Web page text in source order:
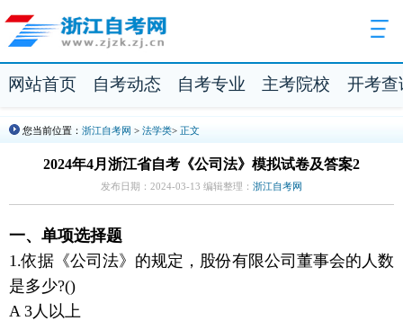
网站首页 自考动态 自考专业 主考院校 开考查
您当前位置： 浙江自考网 > 法学类> 正文
2024年4月浙江省自考《公司法》模拟试卷及答案2
发布日期：2024-03-13 编辑整理： 浙江自考网
一、单项选择题
1.依据《公司法》的规定，股份有限公司董事会的人数
是多少?()
A 3人以上